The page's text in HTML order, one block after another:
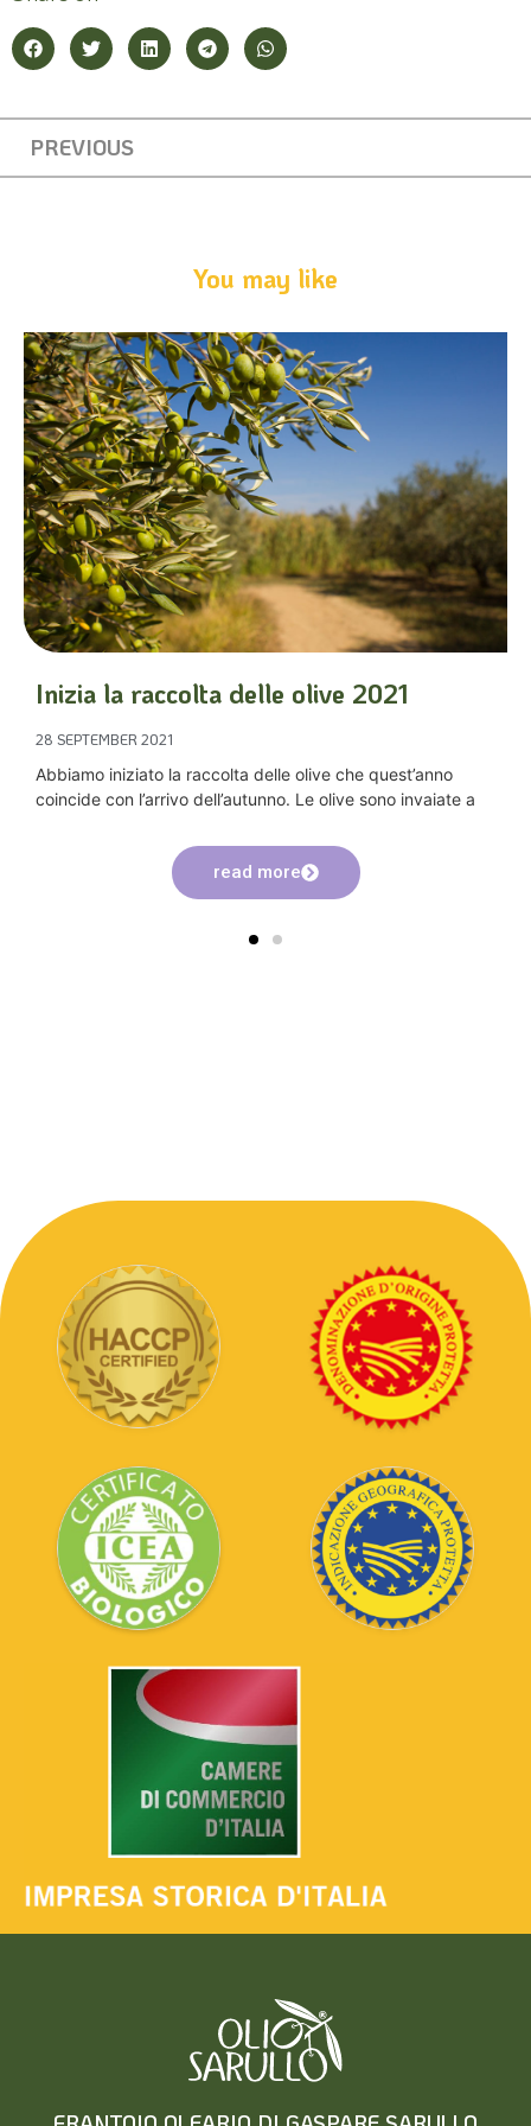
PREVIOUS
You may like
Inizia la raccolta delle olive 2021
28 SEPTEMBER 2021
Abbiamo iniziato la raccolta delle olive che quest’anno
coincide con l’arrivo dell’autunno. Le olive sono invaiate a
read more